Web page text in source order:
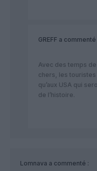
GREFF a commenté
Avec des temps
chers, les
qu’aux USA qui
de l’histoire.
Lomnava a commenté :